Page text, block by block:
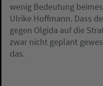
wenig Bedeutung
Ulrike Hoffmann. Dass
gegen Olgida auf die
zwar nicht geplant
das.